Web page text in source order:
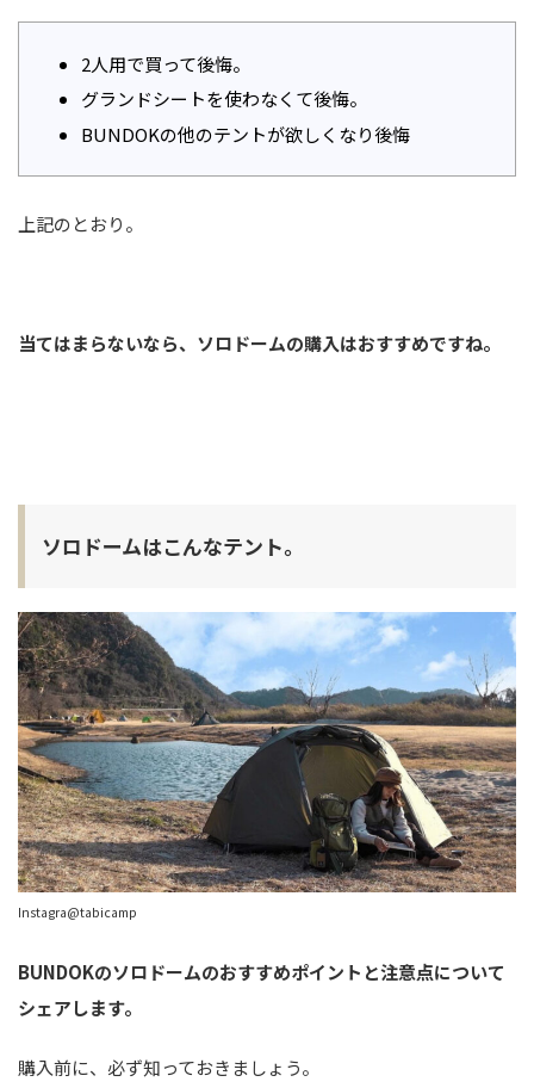
2人用で買って後悔。
グランドシートを使わなくて後悔。
BUNDOKの他のテントが欲しくなり後悔
上記のとおり。
当てはまらないなら、ソロドームの購入はおすすめですね。
ソロドームはこんなテント。
Instagra@tabicamp
BUNDOKのソロドームのおすすめポイントと注意点について
シェアします。
購入前に、必ず知っておきましょう。